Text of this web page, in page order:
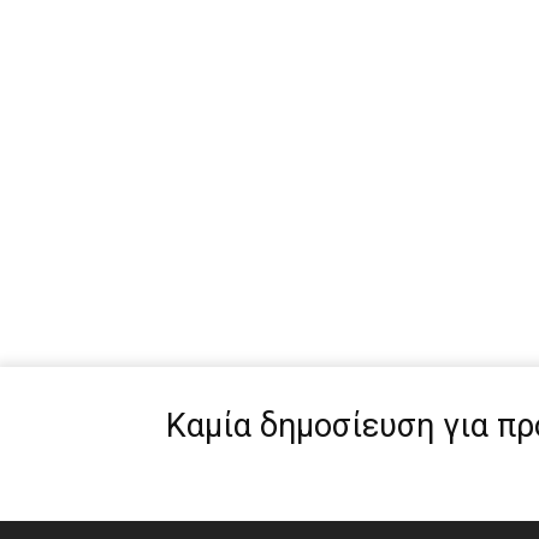
Καμία δημοσίευση για